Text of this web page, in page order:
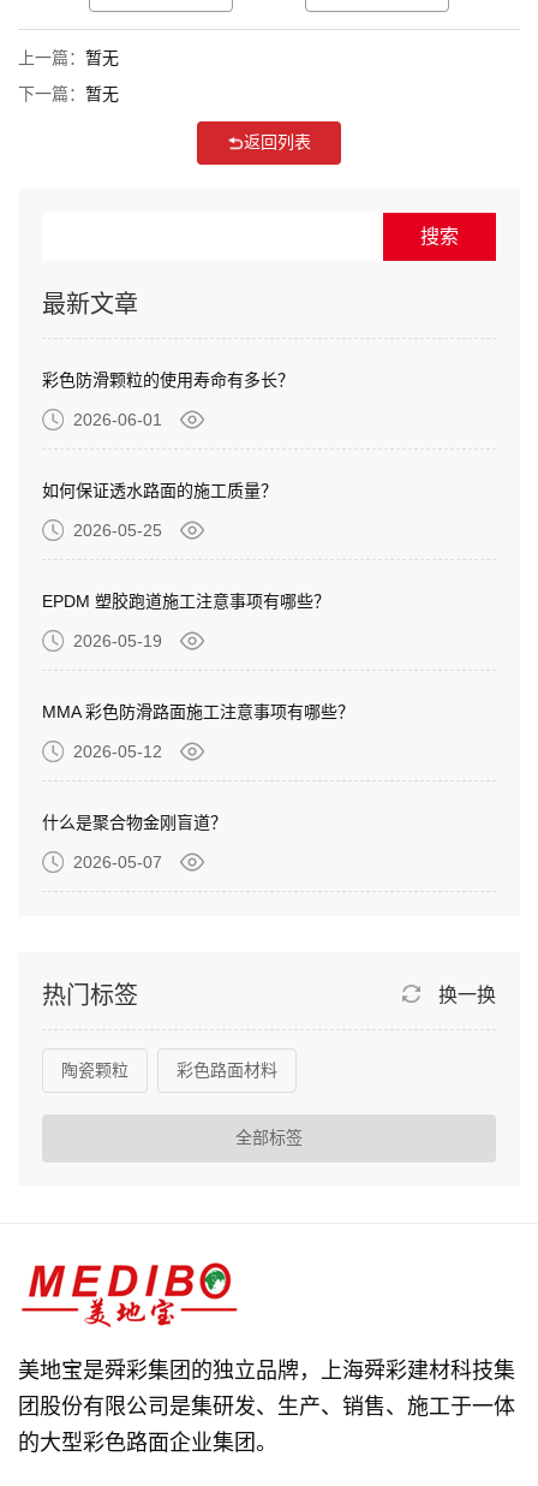
上一篇： 暂无
下一篇： 暂无
返回列表
最新文章
彩色防滑颗粒的使用寿命有多长？
2026-06-01
如何保证透水路面的施工质量？
2026-05-25
EPDM 塑胶跑道施工注意事项有哪些？
2026-05-19
MMA 彩色防滑路面施工注意事项有哪些？
2026-05-12
什么是聚合物金刚盲道？
2026-05-07
热门标签 换一换
陶瓷颗粒 彩色路面材料
全部标签
美地宝是舜彩集团的独立品牌，上海舜彩建材科技集
团股份有限公司是集研发、生产、销售、施工于一体
的大型彩色路面企业集团。